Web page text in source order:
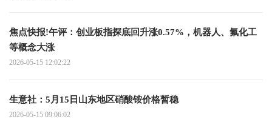
焦点快报!午评：创业板指探底回升涨0.57%，机器人、氟化工
等概念大涨
2026-05-15 12:02:22
生意社：5月15日山东地区硝酸铵价格暂稳
2026-05-15 09:06:02